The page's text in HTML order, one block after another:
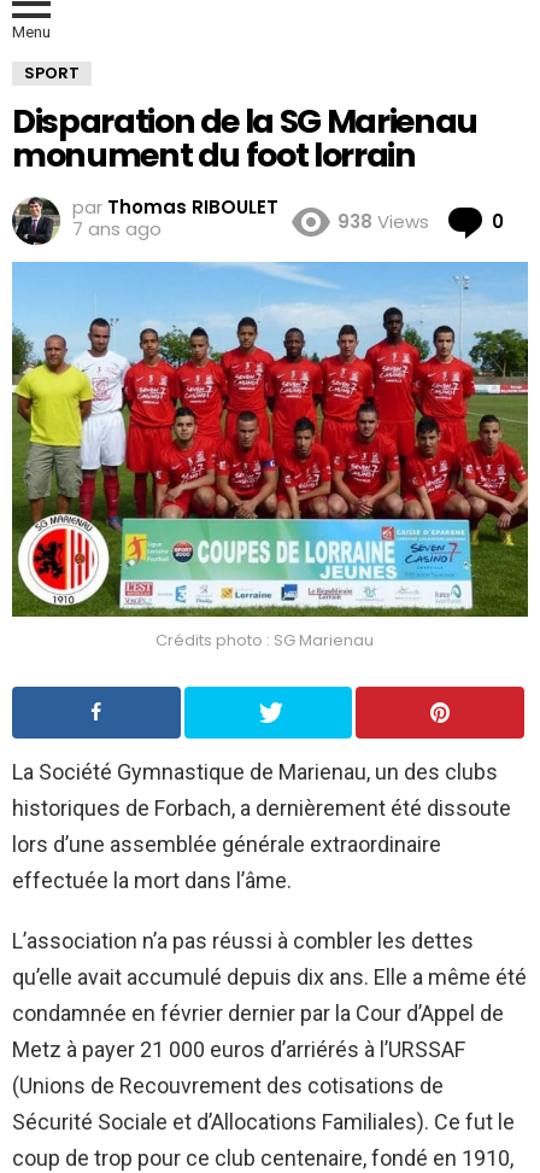
Menu
SPORT
Disparation de la SG Marienau
monument du foot lorrain
par Thomas RIBOULET
7 ans ago
938 Views 0
Crédits photo : SG Marienau
La Société Gymnastique de Marienau, un des clubs
historiques de Forbach, a dernièrement été dissoute
lors d’une assemblée générale extraordinaire
effectuée la mort dans l’âme.
L’association n’a pas réussi à combler les dettes
qu’elle avait accumulé depuis dix ans. Elle a même été
condamnée en février dernier par la Cour d’Appel de
Metz à payer 21 000 euros d’arriérés à l’URSSAF
(Unions de Recouvrement des cotisations de
Sécurité Sociale et d’Allocations Familiales). Ce fut le
coup de trop pour ce club centenaire, fondé en 1910,